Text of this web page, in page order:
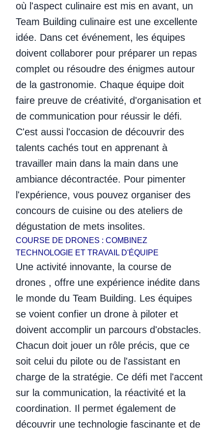
où l'aspect culinaire est mis en avant, un
Team Building culinaire est une excellente
idée. Dans cet événement, les équipes
doivent collaborer pour préparer un repas
complet ou résoudre des énigmes autour
de la gastronomie. Chaque équipe doit
faire preuve de créativité, d'organisation et
de communication pour réussir le défi.
C'est aussi l'occasion de découvrir des
talents cachés tout en apprenant à
travailler main dans la main dans une
ambiance décontractée. Pour pimenter
l'expérience, vous pouvez organiser des
concours de cuisine ou des ateliers de
dégustation de mets insolites.
COURSE DE DRONES : COMBINEZ
TECHNOLOGIE ET TRAVAIL D'ÉQUIPE
Une activité innovante, la course de
drones , offre une expérience inédite dans
le monde du Team Building. Les équipes
se voient confier un drone à piloter et
doivent accomplir un parcours d'obstacles.
Chacun doit jouer un rôle précis, que ce
soit celui du pilote ou de l'assistant en
charge de la stratégie. Ce défi met l'accent
sur la communication, la réactivité et la
coordination. Il permet également de
découvrir une technologie fascinante et de